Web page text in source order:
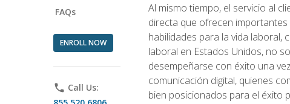
FAQs
ENROLL NOW
phone Call Us:
Al mismo tiempo, el servicio al
directa que ofrecen
habilidades para la vida
laboral en Estados Unidos, no
desempeñarse con éxito una
comunicación digital, quienes
bien posicionados para el éxito